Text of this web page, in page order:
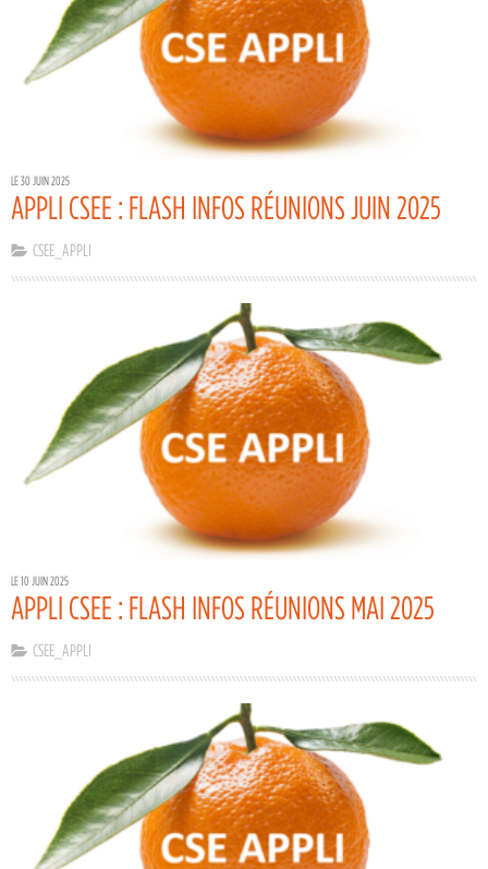
LE 30 JUIN 2025
APPLI CSEE : FLASH INFOS RÉUNIONS JUIN 2025
CSEE_APPLI
LE 10 JUIN 2025
APPLI CSEE : FLASH INFOS RÉUNIONS MAI 2025
CSEE_APPLI